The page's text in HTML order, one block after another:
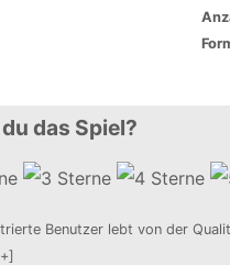
das Spiel?
Benutzer lebt von der